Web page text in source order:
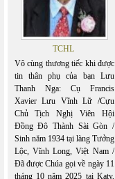
TCHL
Vô cùng thương tiếc khi được
tin thân phụ của bạn Lưu
Thanh Nga: Cụ Francis
Xavier Lưu Vĩnh Lữ /Cựu
Chủ Tịch Nghị Viên Hội
Đồng Đô Thành Sài Gòn /
Sinh năm 1934 tại làng Tưởng
Lộc, Vĩnh Long, Việt Nam /
Đã được Chúa gọi về ngày 11
tháng 10 năm 2025 tại Katy,